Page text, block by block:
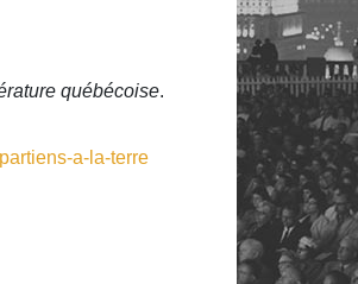
québécoise.
a-la-terre